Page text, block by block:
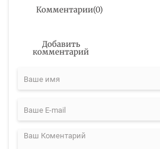
Комментарии(0)
Добавить
комментарий